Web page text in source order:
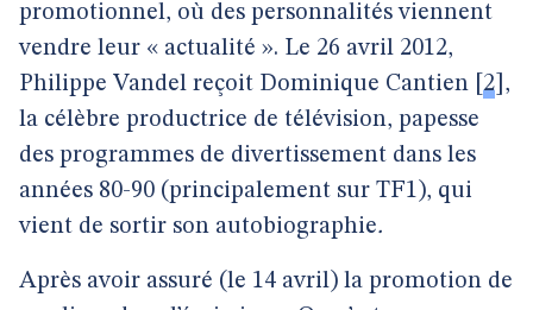
promotionnel, où des personnalités viennent
vendre leur « actualité ». Le 26 avril 2012,
Philippe Vandel reçoit Dominique Cantien 2 ,
la célèbre productrice de télévision, papesse
des programmes de divertissement dans les
années 80-90 (principalement sur TF1), qui
vient de sortir son autobiographie.
Après avoir assuré (le 14 avril) la promotion de